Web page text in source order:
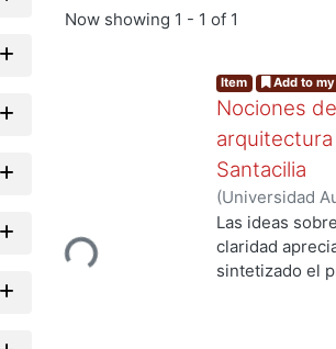
Now showing 1 - 1 of 1
Loading...
Item Add to
Nociones
Santacilia
(Universidad
de Servicios
Las ideas
claridad
sintetizado el